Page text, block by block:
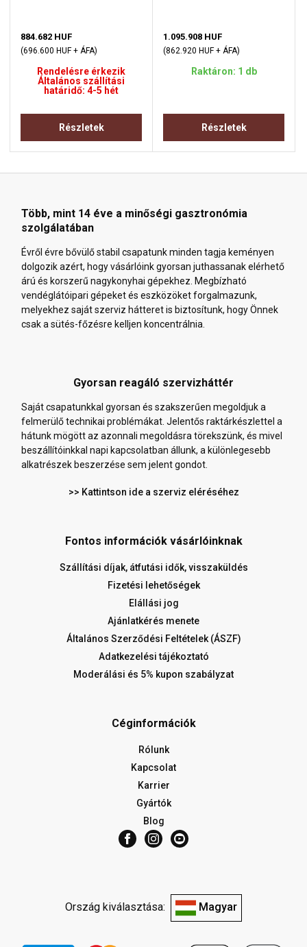
884.682 HUF
(696.600 HUF + ÁFA)
Rendelésre érkezik
Általános szállítási
határidő: 4-5 hét
Részletek
1.095.908 HUF
(862.920 HUF + ÁFA)
Raktáron: 1 db
Részletek
Több, mint 14 éve a minőségi gasztronómia
szolgálatában
Évről évre bővülő stabil csapatunk minden tagja keményen
dolgozik azért, hogy vásárlóink gyorsan juthassanak elérhető
árú és korszerű nagykonyhai gépekhez. Megbízható
vendéglátóipari gépeket és eszközöket forgalmazunk,
melyekhez saját szerviz hátteret is biztosítunk, hogy Önnek
csak a sütés-főzésre kelljen koncentrálnia.
Gyorsan reagáló szervizháttér
Saját csapatunkkal gyorsan és szakszerűen megoldjuk a
felmerülő technikai problémákat. Jelentős raktárkészlettel a
hátunk mögött az azonnali megoldásra törekszünk, és mivel
beszállítóinkkal napi kapcsolatban állunk, a különlegesebb
alkatrészek beszerzése sem jelent gondot.
>> Kattintson ide a szerviz eléréséhez
Fontos információk vásárlóinknak
Szállítási díjak, átfutási idők, visszaküldés
Fizetési lehetőségek
Elállási jog
Ajánlatkérés menete
Általános Szerződési Feltételek (ÁSZF)
Adatkezelési tájékoztató
Moderálási és 5% kupon szabályzat
Céginformációk
Rólunk
Kapcsolat
Karrier
Gyártók
Blog
Ország kiválasztása: Magyar